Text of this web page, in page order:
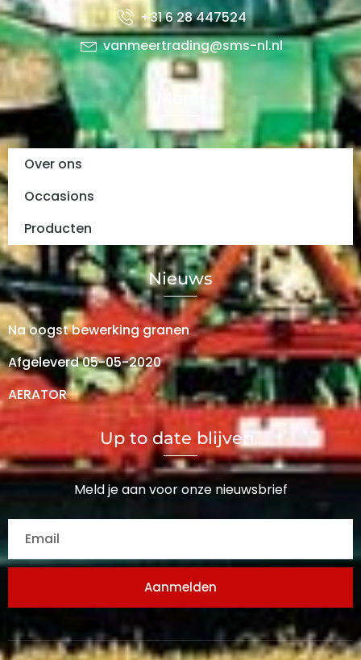
+31 6 28 447524
vanmeertrading@sms-nl.nl
Over ons
Occasions
Producten
Nieuws
Na oogst bewerking granen
Afgeleverd 05-05-2020
AERATOR
Up to date blijven..
Meld je aan voor onze nieuwsbrief
Aanmelden